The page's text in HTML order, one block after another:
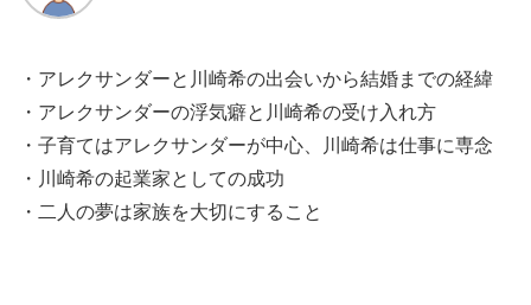
・アレクサンダーと川崎希の出会いから結婚までの経緯
・アレクサンダーの浮気癖と川崎希の受け入れ方
・子育てはアレクサンダーが中心、川崎希は仕事に専念
・川崎希の起業家としての成功
・二人の夢は家族を大切にすること